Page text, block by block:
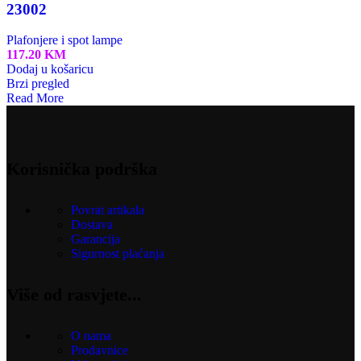
23002
Plafonjere i spot lampe
117.20 KM
Dodaj u košaricu
Brzi pregled
Read More
Povrat artikala
Dostava
Garancija
Sigurnost plaćanja
O nama
Prodavnice